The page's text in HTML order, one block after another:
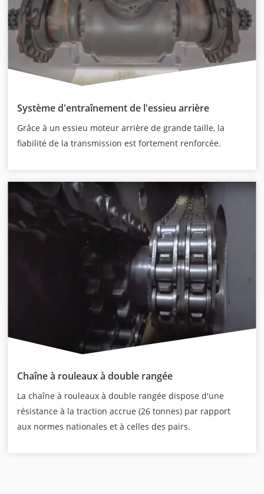
Système d'entraînement de l'essieu arrière
Grâce à un essieu moteur arrière de grande taille, la
fiabilité de la transmission est fortement renforcée.
Chaîne à rouleaux à double rangée
La chaîne à rouleaux à double rangée dispose d'une
résistance à la traction accrue (26 tonnes) par rapport
aux normes nationales et à celles des pairs.